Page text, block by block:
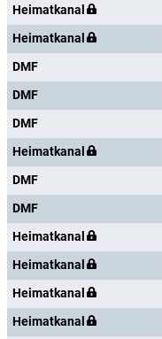
Heimatkanal
Heimatkanal
DMF
DMF
DMF
Heimatkanal
DMF
DMF
Heimatkanal
Heimatkanal
Heimatkanal
Heimatkanal